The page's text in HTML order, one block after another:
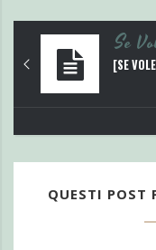
Se
[SE
QUESTI POST